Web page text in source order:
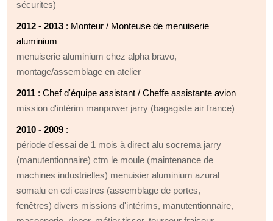
sécurites)
2012 - 2013 : Monteur / Monteuse de menuiserie
aluminium
menuiserie aluminium chez alpha bravo,
montage/assemblage en atelier
2011 : Chef d'équipe assistant / Cheffe assistante avion
mission d'intérim manpower jarry (bagagiste air france)
2010 - 2009 :
période d'essai de 1 mois à direct alu socrema jarry
(manutentionnaire) ctm le moule (maintenance de
machines industrielles) menuisier aluminium azural
somalu en cdi castres (assemblage de portes,
fenêtres) divers missions d'intérims, manutentionnaire,